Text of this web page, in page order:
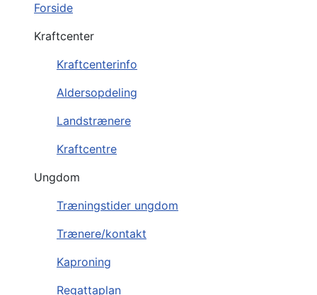
Forside
Kraftcenter
Kraftcenterinfo
Aldersopdeling
Landstrænere
Kraftcentre
Ungdom
Træningstider ungdom
Trænere/kontakt
Kaproning
Regattaplan